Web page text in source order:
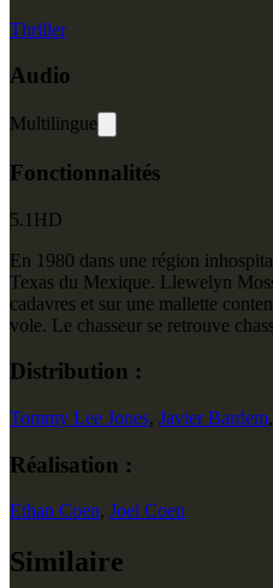
Thriller
Audio
Multilingue
Fonctionnalités
5.1 HD
En 1980 dans une région
Texas du Mexique. Llewelyn
cadavres et sur une mallette
vole. Le chasseur se retrouve
Distribution :
Tommy Lee Jones, Javier Bardem,
Réalisation :
Ethan Coen, Joel Coen
Similaire